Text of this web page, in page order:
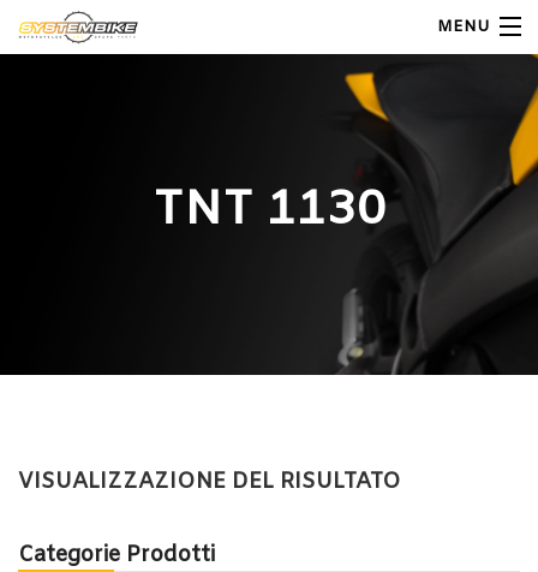
MENU
TNT 1130
Categorie Prodotti
VISUALIZZAZIONE DEL RISULTATO